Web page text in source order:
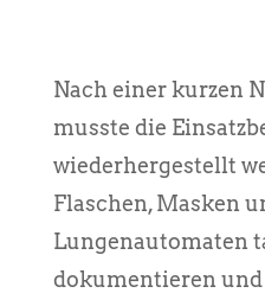
Nach einer kurzen
musste die
wiederhergestellt
Flaschen, Masken
Lungenautomaten
dokumentieren